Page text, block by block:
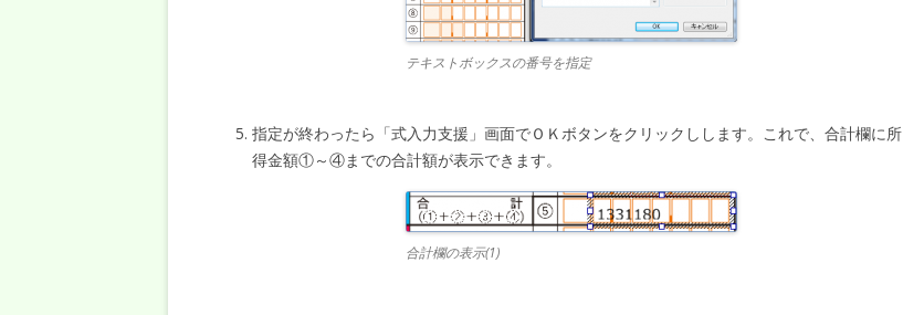
テキストボックスの番号を指定
指定が終わったら「式入力支援」画面でＯＫボタンをクリックしします。これで、合計欄に所
得金額①～④までの合計額が表示できます。
合計欄の表示(1)